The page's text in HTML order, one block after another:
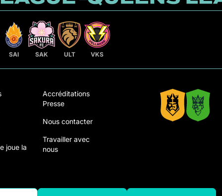
SAI SAK ULT VKS
joue la
Accréditations
Presse
Nous contacter
Travailler avec
nous